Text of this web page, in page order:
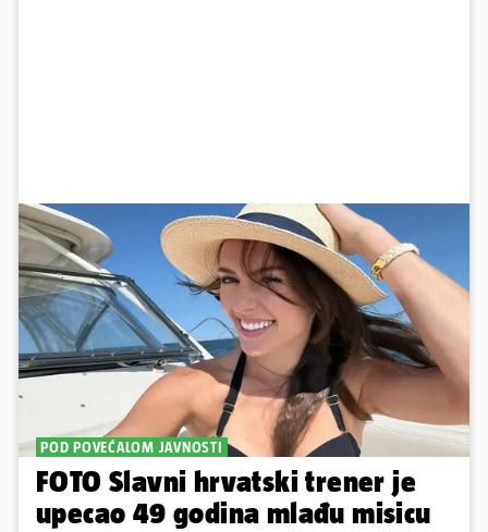
POD POVEĆALOM JAVNOSTI
FOTO Slavni hrvatski trener je
upecao 49 godina mlađu misicu